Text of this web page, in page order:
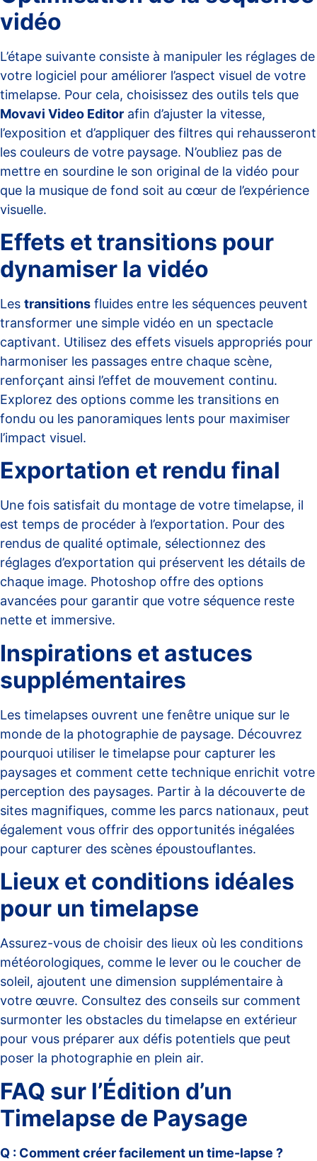
vidéo
L’étape suivante consiste à manipuler les réglages de
votre logiciel pour améliorer l’aspect visuel de votre
timelapse. Pour cela, choisissez des outils tels que
Movavi Video Editor afin d’ajuster la vitesse,
l’exposition et d’appliquer des filtres qui rehausseront
les couleurs de votre paysage. N’oubliez pas de
mettre en sourdine le son original de la vidéo pour
que la musique de fond soit au cœur de l’expérience
visuelle.
Effets et transitions pour
dynamiser la vidéo
Les transitions fluides entre les séquences peuvent
transformer une simple vidéo en un spectacle
captivant. Utilisez des effets visuels appropriés pour
harmoniser les passages entre chaque scène,
renforçant ainsi l’effet de mouvement continu.
Explorez des options comme les transitions en
fondu ou les panoramiques lents pour maximiser
l’impact visuel.
Exportation et rendu final
Une fois satisfait du montage de votre timelapse, il
est temps de procéder à l’exportation. Pour des
rendus de qualité optimale, sélectionnez des
réglages d’exportation qui préservent les détails de
chaque image. Photoshop offre des options
avancées pour garantir que votre séquence reste
nette et immersive.
Inspirations et astuces
supplémentaires
Les timelapses ouvrent une fenêtre unique sur le
monde de la photographie de paysage. Découvrez
pourquoi utiliser le timelapse pour capturer les
paysages et comment cette technique enrichit votre
perception des paysages. Partir à la découverte de
sites magnifiques, comme les parcs nationaux, peut
également vous offrir des opportunités inégalées
pour capturer des scènes époustouflantes.
Lieux et conditions idéales
pour un timelapse
Assurez-vous de choisir des lieux où les conditions
météorologiques, comme le lever ou le coucher de
soleil, ajoutent une dimension supplémentaire à
votre œuvre. Consultez des conseils sur comment
surmonter les obstacles du timelapse en extérieur
pour vous préparer aux défis potentiels que peut
poser la photographie en plein air.
FAQ sur l’Édition d’un
Timelapse de Paysage
Q : Comment créer facilement un time-lapse ?